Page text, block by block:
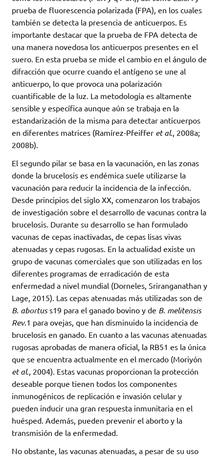
prueba de fluorescencia polarizada (FPA), en los cuales
también se detecta la presencia de anticuerpos. Es
importante destacar que la prueba de FPA detecta de
una manera novedosa los anticuerpos presentes en el
suero. En esta prueba se mide el cambio en el ángulo de
difracción que ocurre cuando el antígeno se une al
anticuerpo, lo que provoca una polarización
cuantificable de la luz. La metodología es altamente
sensible y específica aunque aún se trabaja en la
estandarización de la misma para detectar anticuerpos
en diferentes matrices (Ramírez-Pfeiffer et al., 2008a;
2008b).
El segundo pilar se basa en la vacunación, en las zonas
donde la brucelosis es endémica suele utilizarse la
vacunación para reducir la incidencia de la infección.
Desde principios del siglo XX, comenzaron los trabajos
de investigación sobre el desarrollo de vacunas contra la
brucelosis. Durante su desarrollo se han formulado
vacunas de cepas inactivadas, de cepas lisas vivas
atenuadas y cepas rugosas. En la actualidad existe un
grupo de vacunas comerciales que son utilizadas en los
diferentes programas de erradicación de esta
enfermedad a nivel mundial (Dorneles, Sriranganathan y
Lage, 2015). Las cepas atenuadas más utilizadas son de
B. abortuss19 para el ganado bovino y de B. melitensis
Rev.1 para ovejas, que han disminuido la incidencia de
brucelosis en ganado. En cuanto a las vacunas atenuadas
rugosas aprobadas de manera oficial, la RB51 es la única
que se encuentra actualmente en el mercado (Moriyón
et al., 2004). Estas vacunas proporcionan la protección
deseable porque tienen todos los componentes
inmunogénicos de replicación e invasión celular y
pueden inducir una gran respuesta inmunitaria en el
huésped. Además, pueden prevenir el aborto y la
transmisión de la enfermedad.
No obstante, las vacunas atenuadas, a pesar de su uso